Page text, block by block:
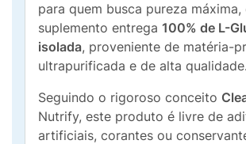
para quem busca pureza máxima,
suplemento entrega 100% de L-
isolada, proveniente de matéria-
ultrapurificada e de alta qualidade.
Seguindo o rigoroso conceito
Nutrify, este produto é livre de
artificiais, corantes ou